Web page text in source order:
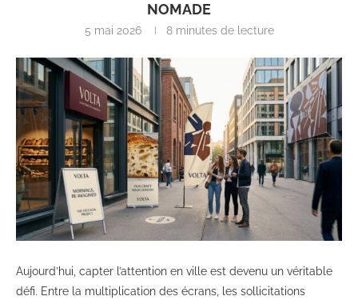
NOMADE
5 mai 2026 8 minutes de lecture
Aujourd’hui, capter l’attention en ville est devenu un véritable
défi. Entre la multiplication des écrans, les sollicitations